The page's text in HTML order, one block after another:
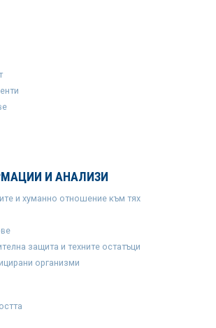
И АНАЛИЗИ
и хуманно отношение към тях
защита и техните остатъци
организми